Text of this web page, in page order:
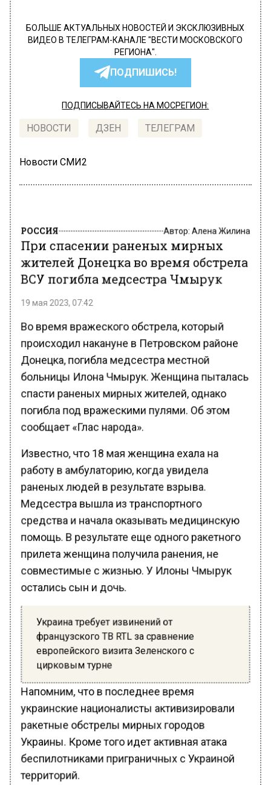
БОЛЬШЕ АКТУАЛЬНЫХ НОВОСТЕЙ И ЭКСКЛЮЗИВНЫХ
ВИДЕО В ТЕЛЕГРАМ-КАНАЛЕ "ВЕСТИ МОСКОВСКОГО
РЕГИОНА".
ПОДПИШИСЬ!
ПОДПИСЫВАЙТЕСЬ НА МОСРЕГИОН:
НОВОСТИ ДЗЕН ТЕЛЕГРАМ
Новости СМИ2
РОССИЯ Автор: Алена Жилина
При спасении раненых мирных
жителей Донецка во время обстрела
ВСУ погибла медсестра Чмырук
19 мая 2023, 07:42
Во время вражеского обстрела, который
происходил накануне в Петровском районе
Донецка, погибла медсестра местной
больницы Илона Чмырук. Женщина пыталась
спасти раненых мирных жителей, однако
погибла под вражескими пулями. Об этом
сообщает «Глас народа».
Известно, что 18 мая женщина ехала на
работу в амбулаторию, когда увидела
раненых людей в результате взрыва.
Медсестра вышла из транспортного
средства и начала оказывать медицинскую
помощь. В результате еще одного ракетного
прилета женщина получила ранения, не
совместимые с жизнью. У Илоны Чмырук
остались сын и дочь.
Украина требует извинений от
французского ТВ RTL за сравнение
европейского визита Зеленского с
цирковым турне
Напомним, что в последнее время
украинские националисты активизировали
ракетные обстрелы мирных городов
Украины. Кроме того идет активная атака
беспилотниками приграничных с Украиной
территорий.